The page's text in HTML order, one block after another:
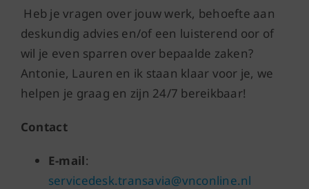
Heb je vragen over jouw werk, behoefte aan
deskundig advies en/of een luisterend oor of
wil je even sparren over bepaalde zaken?
Antonie, Lauren en ik staan klaar voor je, we
helpen je graag en zijn 24/7 bereikbaar!
Contact
E-mail:
servicedesk.transavia@vnconline.nl